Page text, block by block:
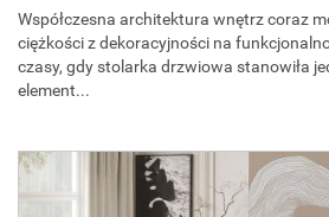
Współczesna architektura wnętrz coraz
ciężkości z dekoracyjności na
czasy, gdy stolarka drzwiowa stanowiła
element...